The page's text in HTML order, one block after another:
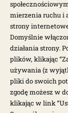
Otrzymuj
pocztę.
mierzenia ruchu i
strony
Domyślnie
działania strony.
plików, klikając
używania (z
pliki do swoich
zgodę możesz w
klikając w link